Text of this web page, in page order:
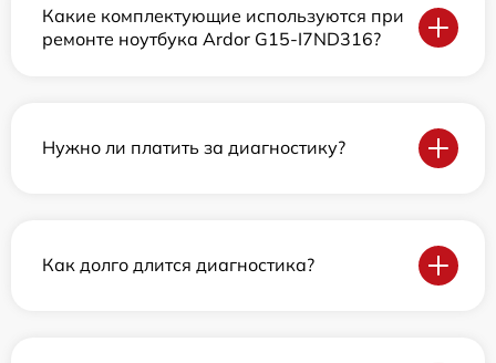
Какие комплектующие используются при
ремонте ноутбука Ardor G15-I7ND316?
Нужно ли платить за диагностику?
Как долго длится диагностика?